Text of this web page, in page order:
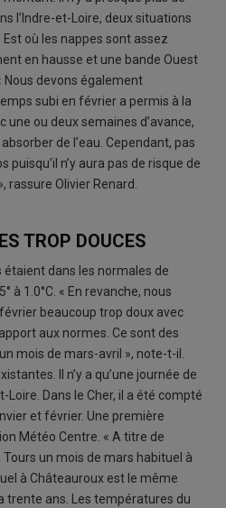
l’Indre-et-Loire, deux situations
où les nappes sont assez
en hausse et une bande Ouest
Nous devons également
subi en février a permis à la
une ou deux semaines d’avance,
de l’eau. Cependant, pas
puisqu’il n’y aura pas de risque de
rassure Olivier Renard.
TROP DOUCES
étaient dans les normales de
à 1.0°C. « En revanche, nous
beaucoup trop doux avec
aux normes. Ce sont des
mois de mars-avril », note-t-il.
Il n’y a qu’une journée de
Loire. Dans le Cher, il a été compté
et février. Une première
Météo Centre. « A titre de
un mois de mars habituel à
à Châteauroux est le même
trente ans. Les températures du